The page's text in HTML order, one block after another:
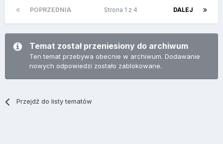
POPRZEDNIA DALEJ
Strona 1 z 4
Temat został przeniesiony do archiwum
Ten temat przebywa obecnie w archiwum. Dodawanie
nowych odpowiedzi zostało zablokowane.
Przejdź do listy tematów